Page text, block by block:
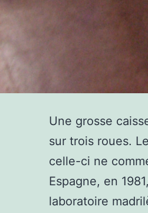
Une grosse
sur trois roues.
celle-ci ne
Espagne, en
laboratoire